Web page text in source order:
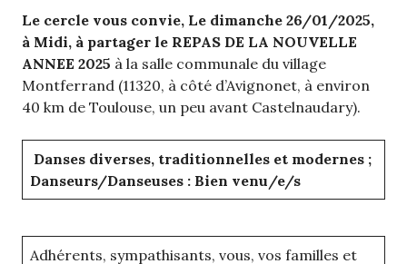
Le cercle vous convie, Le dimanche 26/01/2025,
à Midi, à partager le REPAS DE LA NOUVELLE
ANNEE 2025 à la salle communale du village
Montferrand (11320, à côté d’Avignonet, à environ
40 km de Toulouse, un peu avant Castelnaudary).
Danses diverses, traditionnelles et modernes ;
Danseurs/Danseuses : Bien venu/e/s
Adhérents, sympathisants, vous, vos familles et